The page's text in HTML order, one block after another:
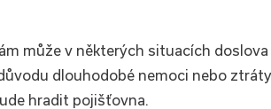
může v některých situacích
dlouhodobé nemoci nebo
hradit pojišťovna.